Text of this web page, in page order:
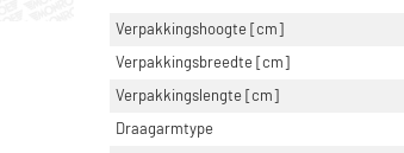
Verpakkingshoogte [cm]
Verpakkingsbreedte [cm]
Verpakkingslengte [cm]
Draagarmtype